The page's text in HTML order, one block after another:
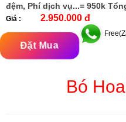
đệm, Phí dịch vụ...= 950k
Giá : 2.950.000 đ
Đặt Mua
Bó